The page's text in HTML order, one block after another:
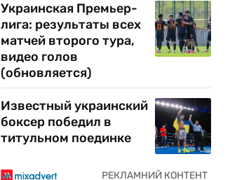
Украинская Премьер-
лига: результаты всех
матчей второго тура,
видео голов
(обновляется)
Известный украинский
боксер победил в
титульном поединке